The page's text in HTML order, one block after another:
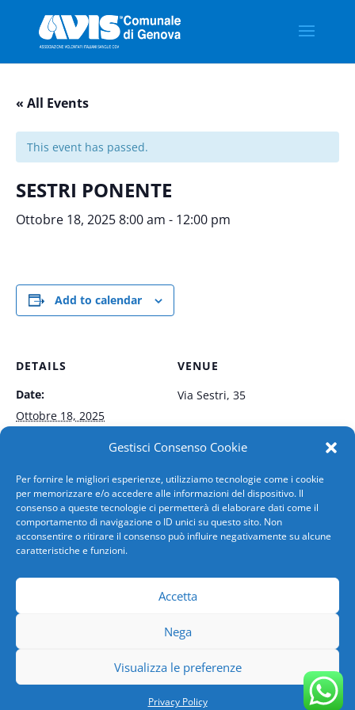
Gestisci Consenso Cookie
Per fornire le migliori esperienze, utilizziamo tecnologie come i cookie
per memorizzare e/o accedere alle informazioni del dispositivo. Il
consenso a queste tecnologie ci permetterà di elaborare dati come il
comportamento di navigazione o ID unici su questo sito. Non
acconsentire o ritirare il consenso può influire negativamente su alcune
caratteristiche e funzioni.
Accetta
Nega
Visualizza le preferenze
Privacy Policy
« All Events
This event has passed.
SESTRI PONENTE
Ottobre 18, 2025 8:00 am - 12:00 pm
Add to calendar
DETAILS
Date:
Ottobre 18, 2025
Event Category:
Sangue
VENUE
Via Sestri, 35
VOLTRI – Centro fisso CT San Martino
Copyright 2026 AVIS COMUNALE GENOVA | SN-GE-
ASO-118/94 | C.F.00735340101|Privacy Policy |
Powered bySPX Innova